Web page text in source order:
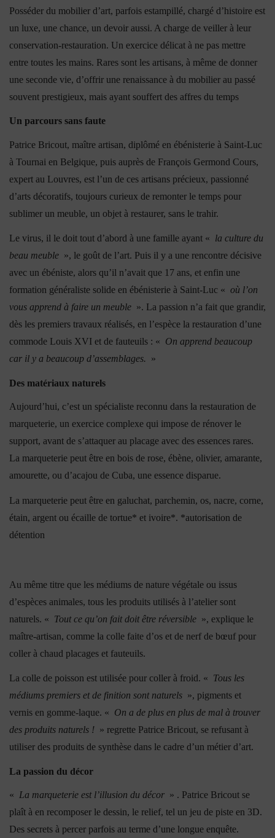
Posséder du mobilier d’art, parfois estampillé, chargé d’histoire est
un luxe, une chance, un devoir aussi. A charge de veiller à leur
conservation-restauration. Un exercice délicat à ne pas mettre
entre toutes les mains. Rares sont les artisans, à même de donner
une seconde vie, d’offrir une renaissance à du mobilier au passé
souvent prestigieux, mais ayant souffert des affres du temps
Un parcours sans faute
Patrice Bricout, maître artisan, diplômé en ébénisterie à Saint-Luc
à Tournai en Belgique, puis auprès de François Germond Cours,
expert au Louvres, est l’un de ces artisans précieux, passionné
d’arts décoratifs, toujours curieux de remonter le temps pour
sublimer un meuble, un objet à restaurer, sans le trahir.
Le virus, il le doit tout d’abord à une famille ayant « la culture du
beau meuble », le goût de l’art. Puis il y a une rencontre décisive
avec un ébéniste, alors qu’il n’avait que 17 ans, et enfin une
formation généraliste solide en ébénisterie à Saint-Luc « où l’on
vous apprend à faire un meuble ». La passion n’a fait que grandir,
dès les premiers travaux réalisés, en l’espèce la restauration d’une
commode Louis XVI et de fauteuils : « On apprend beaucoup
car il y a beaucoup d’assemblages.
»
Des matériaux naturels
Aujourd’hui, c’est un spécialiste reconnu dans la restauration de
marqueterie, un exercice complexe qui impose de rénover le
support, avant de s’attaquer au placage avec des essences rares.
La marqueterie peut être en bois de rose, ébène, olivier, amarante,
amourette, ou d’acajou de Cuba, une essence disparue.
La marqueterie peut être en galuchat, parchemin, os, nacre, corne,
étain, argent ou écaille de tortue* et ivoire*. *autorisation de
détention
Au même titre que les médiums de nature végétale ou issus
d’espèces animales, tous les produits utilisés à l’atelier sont
naturels. « Tout ce qu’on fait doit être réversible », explique le
maître-artisan, comme la colle faite d’os et de nerf de bœuf pour
coller à chaud placages et fauteuils.
La colle de poisson est utilisée pour coller à froid. « Tous les
médiums premiers et de finition sont naturels », pigments et
vernis en gomme-laque. « On a de plus en plus de mal à trouver
des produits naturels ! » regrette Patrice Bricout, se refusant à
utiliser des produits de synthèse dans le cadre d’un métier d’art.
La passion du décor
« La marqueterie est l’illusion du décor » . Patrice Bricout se
plaît à en recomposer le dessin, le relief, tel un jeu de piste en 3D.
Des secrets à percer parfois au terme d’une longue enquête.